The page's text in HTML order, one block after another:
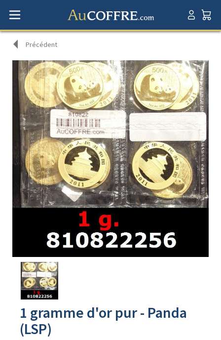
Précédent
Avers
produit
1 gramme d'or pur - Panda
(LSP)